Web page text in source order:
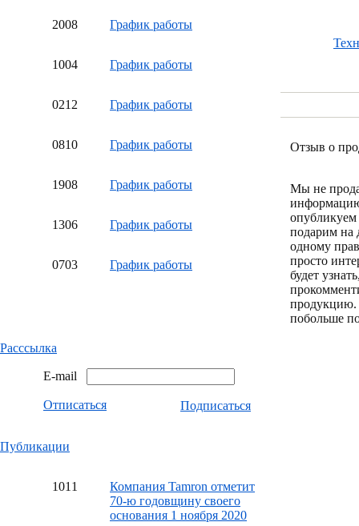
2008 График работы
1004 График работы
0212 График работы
0810 График работы
1908 График работы
1306 График работы
0703 График работы
Расссылка
E-mail
Отписаться Подписаться
Публикации
1011
Компания Tamron отметит
70-ю годовщину своего
основания 1 ноября 2020
Отзыв о
Мы не
опубликуем
подарим на
одному
просто
будет
продукцию.
побольше